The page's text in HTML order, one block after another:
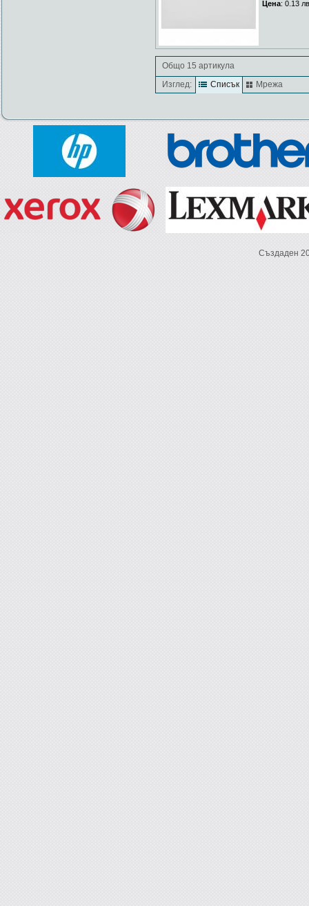
Цена: 0.13
Общо 15 артикула
Изглед:
Списък Мрежа
Създаден